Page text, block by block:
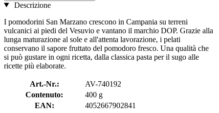
Descrizione
I pomodorini San Marzano crescono in Campania su terreni
vulcanici ai piedi del Vesuvio e vantano il marchio DOP. Grazie alla
lunga maturazione al sole e all'attenta lavorazione, i pelati
conservano il sapore fruttato del pomodoro fresco. Una qualità che
si può gustare in ogni ricetta, dalla classica pasta per il sugo alle
ricette più elaborate.
Art.-Nr.:
AV-740192
Contenuto:
400 g
EAN:
4052667902841